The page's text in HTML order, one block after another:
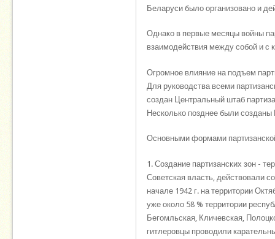
Беларуси было организовано и
Однако в первые месяцы войны
взаимодействия между собой и с
Огромное влияние на подъем
Для руководства всеми
создан Центральный штаб
Несколько позднее были созданы
Основными формами
1. Создание партизанских зон -
Советская власть, действовали
начале 1942 г. на территории
уже около 58 % территории
Бегомльская, Кличевская,
гитлеровцы проводили